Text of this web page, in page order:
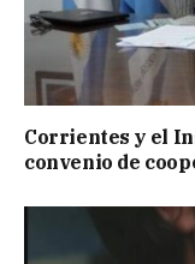
Corrientes y el
convenio de